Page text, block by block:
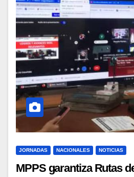
JORNADAS NACIONALES NOTICIAS
MPPS garantiza Rutas